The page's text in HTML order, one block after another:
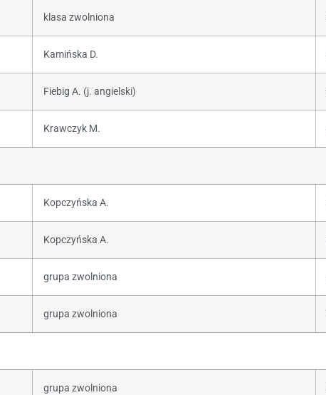
klasa zwolniona
Kamińska D.
Fiebig A. (j. angielski)
Krawczyk M.
Kopczyńska A.
Kopczyńska A.
grupa zwolniona
grupa zwolniona
grupa zwolniona